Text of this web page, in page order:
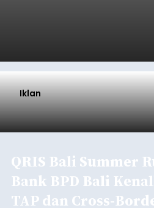
Iklan
QRIS Bali Summer
Bank BPD Bali
TAP dan Cross-